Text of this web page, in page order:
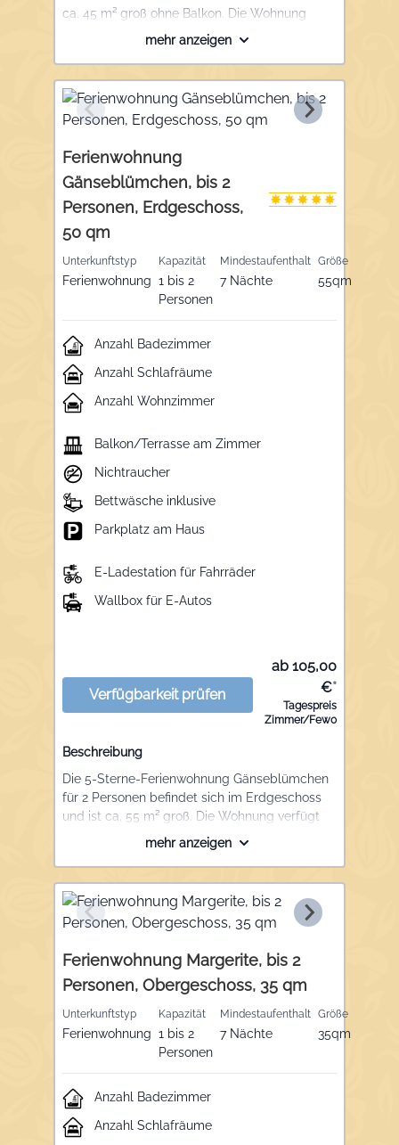
ca. 45 m² groß ohne Balkon. Die Wohnung
verfügt über ein Schlafzimmer mit Doppelbett,
Schrank und Tresor, ein Wohnzimmer mit
gemütlicher Sitzgruppe, eine voll
ausgestattete Küche mit Geschirrspüler und
Essecke mit Ausblick Richtung See und ein
Badezimmer mit Dusche, WC,
mehr anzeigen
Ferienwohnung
Gänseblümchen, bis 2
Personen, Erdgeschoss,
50 qm
Unterkunftstyp
Ferienwohnung
Kapazität
1 bis 2
Personen
Mindestaufenthalt
7 Nächte
Größe
55qm
Anzahl Badezimmer
Anzahl Schlafräume
Anzahl Wohnzimmer
Balkon/Terrasse am Zimmer
Nichtraucher
Bettwäsche inklusive
Parkplatz am Haus
E-Ladestation für Fahrräder
Wallbox für E-Autos
Verfügbarkeit prüfen
ab 105,00
€*
Tagespreis
Zimmer/Fewo
Beschreibung
Die 5-Sterne-Ferienwohnung Gänseblümchen
für 2 Personen befindet sich im Erdgeschoss
und ist ca. 55 m² groß. Die Wohnung verfügt
über ein Schlafzimmer mit Doppelbett,
Schrank und Tresor, ein großes Wohnzimmer
mit gemütlicher Sitzgruppe, eine komplett
ausgestattete Küche mit Geschirrspüler und
Essgruppe, ein Badezimmer mit Dusche, WC,
Handtuchtrockner und Fön und eine Terrasse
mehr anzeigen
Ferienwohnung Margerite, bis 2
Personen, Obergeschoss, 35 qm
Unterkunftstyp
Ferienwohnung
Kapazität
1 bis 2
Personen
Mindestaufenthalt
7 Nächte
Größe
35qm
Anzahl Badezimmer
Anzahl Schlafräume